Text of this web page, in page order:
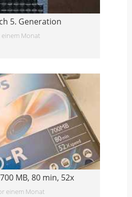
5. Generation
einem Monat
MB, 80 min, 52x
einem Monat